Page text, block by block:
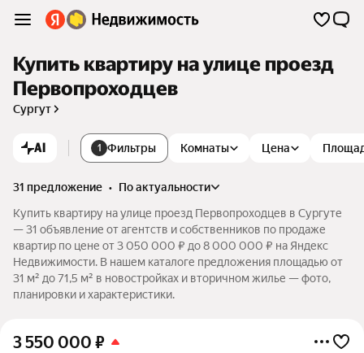
Купить квартиру на улице проезд
Первопроходцев
Сургут
AI 1 Фильтры Комнаты Цена
31 предложение •
по актуальности
Купить квартиру на улице проезд Первопроходцев в Сургуте
— 31 объявление от агентств и собственников по продаже
квартир по цене от 3 050 000 ₽ до 8 000 000 ₽ на Яндекс
Недвижимости. В нашем каталоге предложения площадью от
31 м² до 71,5 м² в новостройках и вторичном жилье — фото,
планировки и характеристики.
3 550 000 ₽